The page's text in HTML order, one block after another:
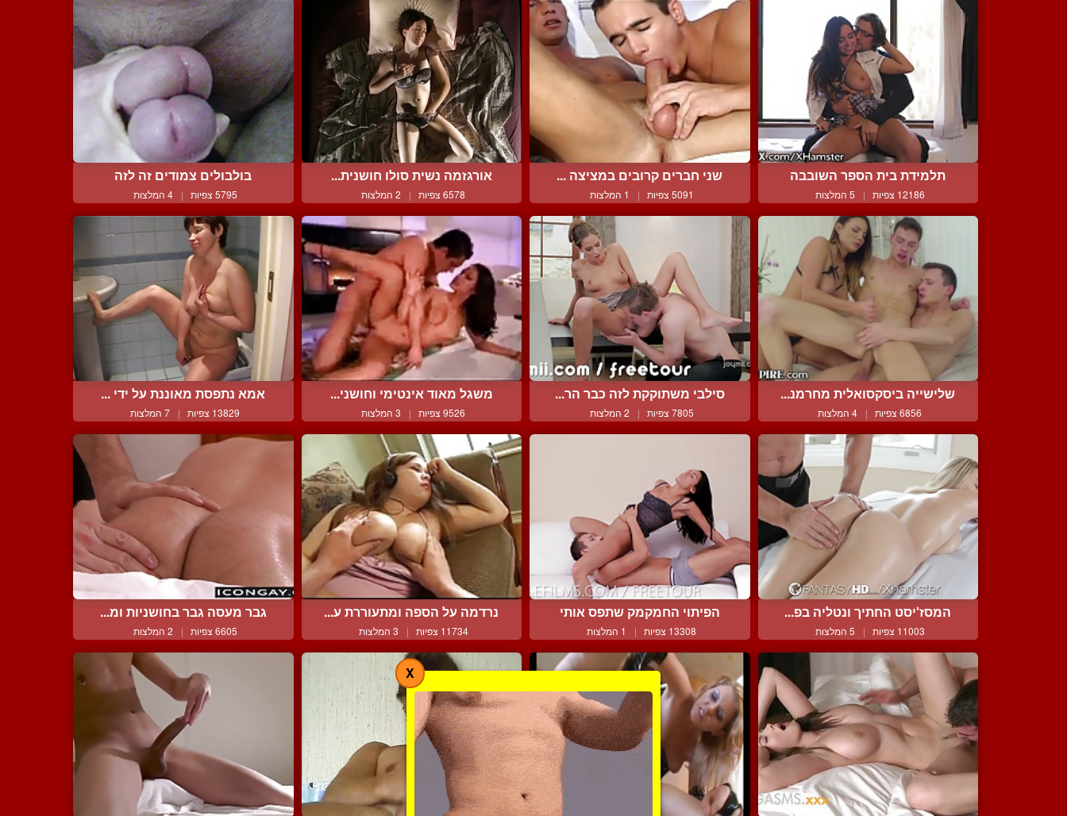
תלמידת בית הספר השובבה
12186 צפיות | 5 המלצות
שני חברים קרובים במציצה ...
5091 צפיות | 1 המלצות
אורגזמה נשית סולו חושנית...
6578 צפיות | 2 המלצות
בולבולים צמודים זה לזה
5795 צפיות | 4 המלצות
שלישייה ביסקסואלית מחרמנ...
6856 צפיות | 4 המלצות
סילבי משתוקקת לזה כבר הר...
7805 צפיות | 2 המלצות
משגל מאוד אינטימי וחושני...
9526 צפיות | 3 המלצות
אמא נתפסת מאוננת על ידי ...
13829 צפיות | 7 המלצות
המסז'יסט החתיך ונטליה בפ...
11003 צפיות | 5 המלצות
הפיתוי החמקמק שתפס אותי
13308 צפיות | 1 המלצות
נרדמה על הספה ומתעוררת ע...
11734 צפיות | 3 המלצות
גבר מעסה גבר בחושניות ומ...
6605 צפיות | 2 המלצות
X